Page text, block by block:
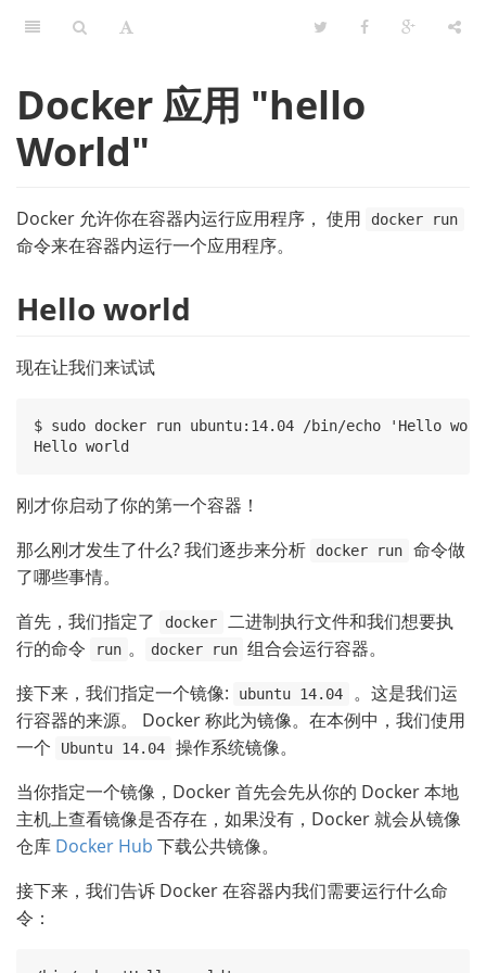
Docker 应用 "hello
World"
Docker 允许你在容器内运行应用程序， 使用 docker run
命令来在容器内运行一个应用程序。
Hello world
现在让我们来试试
$ sudo docker run ubuntu:14.04 /bin/echo 'Hello
刚才你启动了你的第一个容器！
那么刚才发生了什么? 我们逐步来分析
docker run
命令做
了哪些事情。
首先，我们指定了
docker
二进制执行文件和我们想要执
行的命令
run 。 docker run 组合会运行容器。
接下来，我们指定一个镜像:
ubuntu 14.04
。这是我们运
行容器的来源。 Docker 称此为镜像。在本例中，我们使用
一个
Ubuntu 14.04
操作系统镜像。
当你指定一个镜像，Docker 首先会先从你的 Docker 本地
主机上查看镜像是否存在，如果没有，Docker 就会从镜像
仓库 Docker Hub 下载公共镜像。
接下来，我们告诉 Docker 在容器内我们需要运行什么命
令：